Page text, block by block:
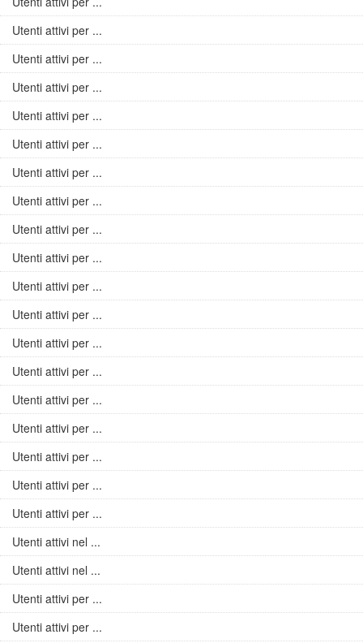
Utenti attivi per ...
Utenti attivi per ...
Utenti attivi per ...
Utenti attivi per ...
Utenti attivi per ...
Utenti attivi per ...
Utenti attivi per ...
Utenti attivi per ...
Utenti attivi per ...
Utenti attivi per ...
Utenti attivi per ...
Utenti attivi per ...
Utenti attivi per ...
Utenti attivi per ...
Utenti attivi per ...
Utenti attivi per ...
Utenti attivi per ...
Utenti attivi per ...
Utenti attivi nel ...
Utenti attivi nel ...
Utenti attivi per ...
Utenti attivi per ...